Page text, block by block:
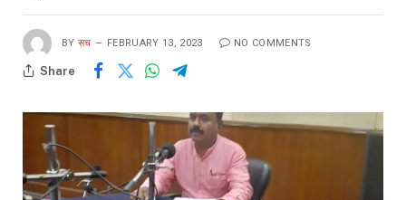
BY सच FEBRUARY 13, 2023 NO COMMENTS
Share